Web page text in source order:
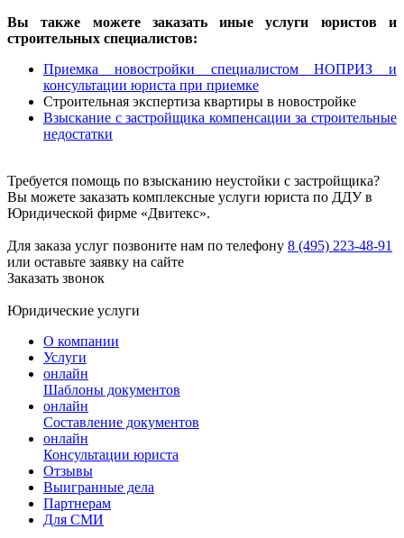
Вы также можете заказать иные услуги юристов и
строительных специалистов:
Приемка новостройки специалистом НОПРИЗ и
консультации юриста при приемке
Строительная экспертиза квартиры в новостройке
Взыскание с застройщика компенсации за строительные
недостатки
Требуется помощь по взысканию неустойки с застройщика?
Вы можете заказать комплексные услуги юриста по ДДУ в
Юридической фирме «Двитекс».
Для заказа услуг позвоните нам по телефону 8 (495) 223-48-91
или оставьте заявку на сайте
Заказать звонок
Юридические услуги
О компании
Услуги
онлайн
Шаблоны документов
онлайн
Составление документов
онлайн
Консультации юриста
Отзывы
Выигранные дела
Партнерам
Для СМИ